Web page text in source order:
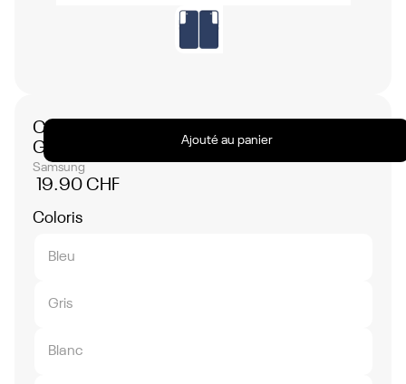
Coque Silicone Compatible pour Samsung
Galaxy S22 - Plusieurs Coloris disponibles
Samsung
19.90 CHF
Coloris
Bleu
Gris
Blanc
Ajouté au panier